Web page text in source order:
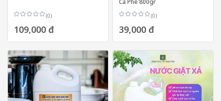
(0)
109,000 đ
Cà Phê 800gr
(0)
39,000 đ